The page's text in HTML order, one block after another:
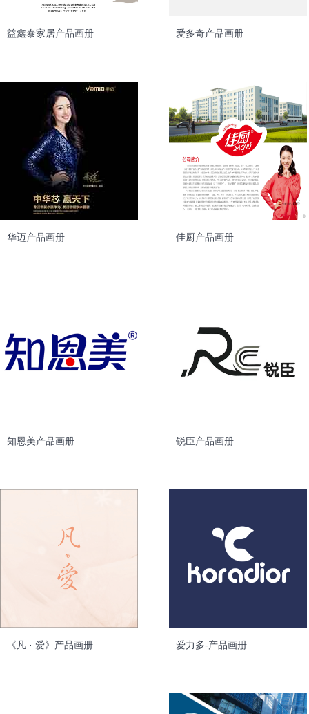
益鑫泰家居产品画册 爱多奇产品画册
华迈产品画册 佳厨产品画册
知恩美产品画册 锐臣产品画册
《凡 · 爱》产品画册 爱力多-产品画册